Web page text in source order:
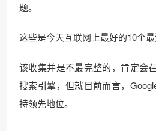
题。
这些是今天互联网上最好的10个最
该收集并是不最完整的，肯定会
搜索引擎，但就目前而言，
持领先地位。